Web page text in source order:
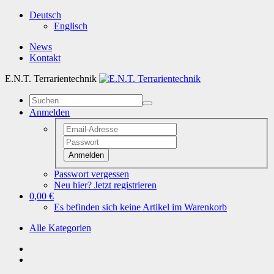
Deutsch
Englisch
News
Kontakt
E.N.T. Terrarientechnik
Anmelden
Anmelden
Passwort vergessen
Neu hier? Jetzt registrieren
0,00 €
Es befinden sich keine Artikel im Warenkorb
Alle Kategorien